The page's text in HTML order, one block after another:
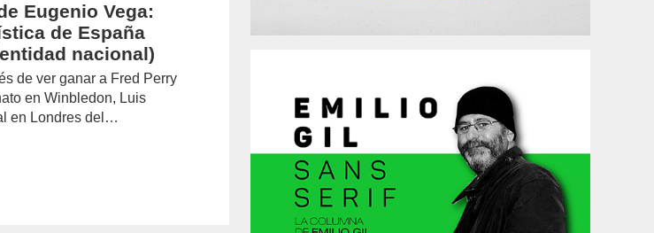
Eugenio Vega:
de España
nacional)
de ver ganar a Fred Perry
en Winbledon, Luis
en Londres del…